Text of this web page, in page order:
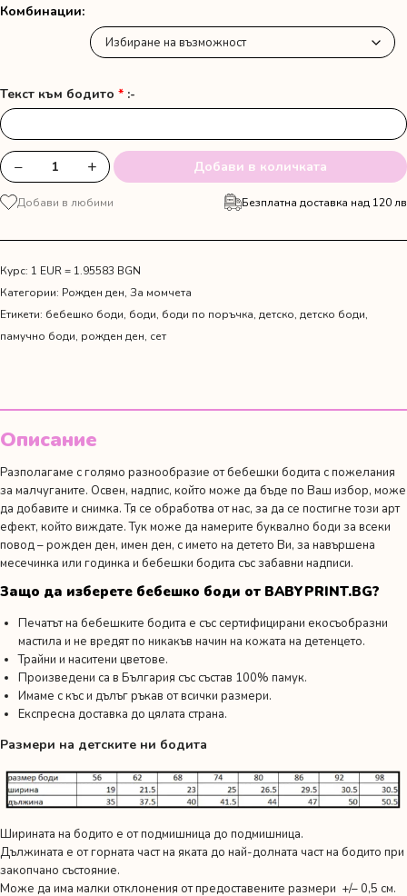
Комбинации
Текст към бодито * :-
количество
за
Кариран
тиранти,
папийонка
и
с
− + Добави в количката
Добави в любими Безплатна доставка над 120 лв
Курс: 1 EUR = 1.95583 BGN
Категории: Рожден ден, За момчета
Етикети: бебешко боди, боди, боди по поръчка, детско, детско боди,
памучно боди, рожден ден, сет
Описание
Разполагаме с голямо разнообразие от бебешки бодита с пожелания
за малчуганите. Освен, надпис, който може да бъде по Ваш избор, може
да добавите и снимка. Тя се обработва от нас, за да се постигне този арт
ефект, който виждате. Тук може да намерите буквално боди за всеки
повод –рожден ден, имен ден, с името на детето Ви, за навършена
месечинка или годинка и бебешки бодита със забавни надписи.
Защо да изберете бебешко боди от BABYPRINT.BG?
Печатът на бебешките бодита е със сертифицирани екосъобразни
мастила и не вредят по никакъв начин на кожата на детенцето.
Трайни и наситени цветове.
Произведени са в България със състав 100% памук.
Имаме с къс и дълъг ръкав от всички размери.
Експресна доставка до цялата страна.
Размери на детските ни бодита
Ширината на бодито е от подмишница до подмишница.
Дължината е от горната част на яката до най-долната част на бодито при
закопчано състояние.
Може да има малки отклонения от предоставените размери +/– 0,5 см.